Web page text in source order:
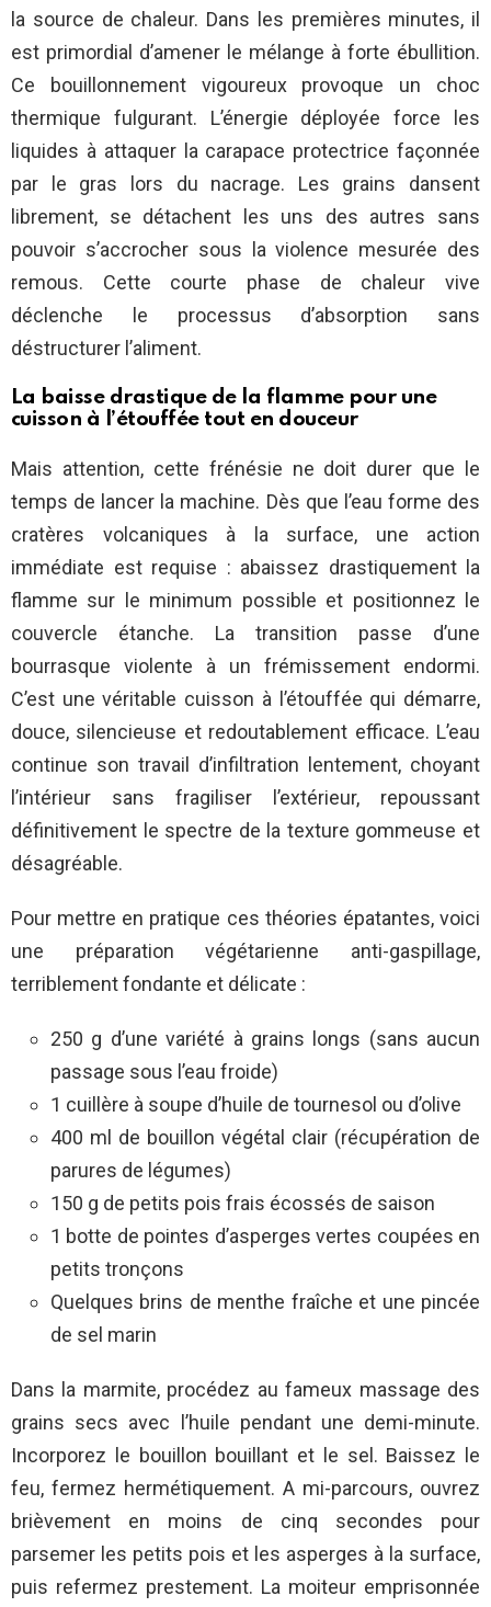
la source de chaleur. Dans les premières minutes, il
est primordial d’amener le mélange à forte ébullition.
Ce bouillonnement vigoureux provoque un choc
thermique fulgurant. L’énergie déployée force les
liquides à attaquer la carapace protectrice façonnée
par le gras lors du nacrage. Les grains dansent
librement, se détachent les uns des autres sans
pouvoir s’accrocher sous la violence mesurée des
remous. Cette courte phase de chaleur vive
déclenche le processus d’absorption sans
déstructurer l’aliment.
La baisse drastique de la flamme pour une
cuisson à l’étouffée tout en douceur
Mais attention, cette frénésie ne doit durer que le
temps de lancer la machine. Dès que l’eau forme des
cratères volcaniques à la surface, une action
immédiate est requise : abaissez drastiquement la
flamme sur le minimum possible et positionnez le
couvercle étanche. La transition passe d’une
bourrasque violente à un frémissement endormi.
C’est une véritable cuisson à l’étouffée qui démarre,
douce, silencieuse et redoutablement efficace. L’eau
continue son travail d’infiltration lentement, choyant
l’intérieur sans fragiliser l’extérieur, repoussant
définitivement le spectre de la texture gommeuse et
désagréable.
Pour mettre en pratique ces théories épatantes, voici
une préparation végétarienne anti-gaspillage,
terriblement fondante et délicate :
250 g d’une variété à grains longs (sans aucun
passage sous l’eau froide)
1 cuillère à soupe d’huile de tournesol ou d’olive
400 ml de bouillon végétal clair (récupération de
parures de légumes)
150 g de petits pois frais écossés de saison
1 botte de pointes d’asperges vertes coupées en
petits tronçons
Quelques brins de menthe fraîche et une pincée
de sel marin
Dans la marmite, procédez au fameux massage des
grains secs avec l’huile pendant une demi-minute.
Incorporez le bouillon bouillant et le sel. Baissez le
feu, fermez hermétiquement. A mi-parcours, ouvrez
brièvement en moins de cinq secondes pour
parsemer les petits pois et les asperges à la surface,
puis refermez prestement. La moiteur emprisonnée